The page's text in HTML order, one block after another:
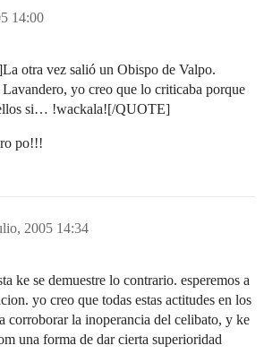
14:00
otra vez salió un Obispo de Valpo.
yo creo que lo criticaba porque
si… !wackala![/QUOTE]
po!!!
2005 14:34
ke se demuestre lo contrario. esperemos a
yo creo que todas estas actitudes en los
corroborar la inoperancia del celibato, y ke
una forma de dar cierta superioridad